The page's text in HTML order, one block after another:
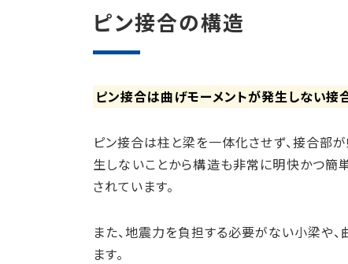
ピン接合の構造
ピン接合は曲げモーメントが発生しない接
ピン接合は柱と梁を一体化させず、接合部
生しないことから構造も非常に明快かつ簡
されています。
また、地震力を負担する必要がない小梁や
ます。